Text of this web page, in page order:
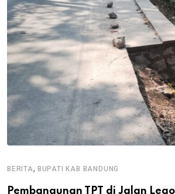
BERITA, BUPATI KAB BANDUNG
Pembangunan TPT di Jalan